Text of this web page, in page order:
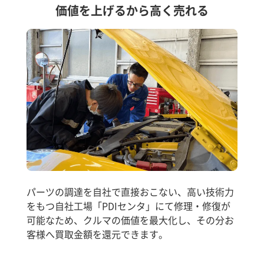
価値を上げるから高く売れる
パーツの調達を自社で直接おこない、高い技術力
をもつ自社工場「PDIセンタ」にて修理・修復が
可能なため、クルマの価値を最大化し、その分お
客様へ買取金額を還元できます。